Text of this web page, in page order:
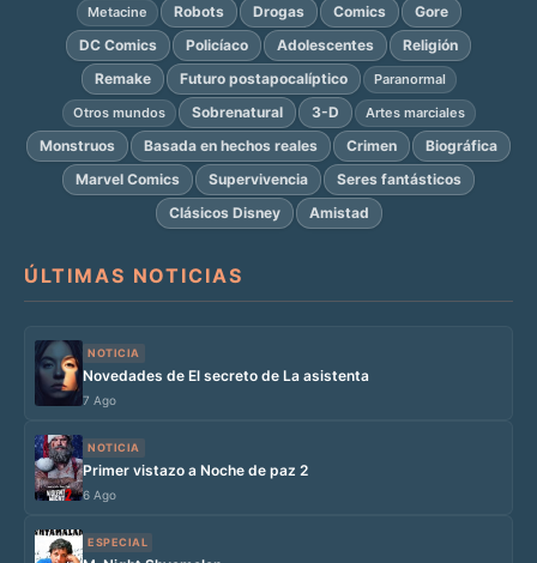
Metacine Robots Drogas Comics
Gore
DC Comics
Policíaco Adolescentes
Religión
Remake
Futuro postapocalíptico
Paranormal
Otros mundos
Sobrenatural 3-D Artes marciales
Monstruos Basada en hechos reales Crimen
Biográfica
Marvel Comics
Supervivencia
Seres fantásticos
Clásicos Disney
Amistad
ÚLTIMAS NOTICIAS
NOTICIA
Novedades de El secreto de La asistenta
7 Ago
NOTICIA
Primer vistazo a Noche de paz 2
6 Ago
ESPECIAL